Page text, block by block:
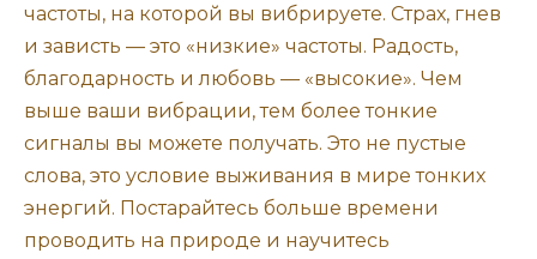
частоты, на которой вы вибрируете. Страх, гнев
и зависть — это «низкие» частоты. Радость,
благодарность и любовь — «высокие». Чем
выше ваши вибрации, тем более тонкие
сигналы вы можете получать. Это не пустые
слова, это условие выживания в мире тонких
энергий. Постарайтесь больше времени
проводить на природе и научитесь